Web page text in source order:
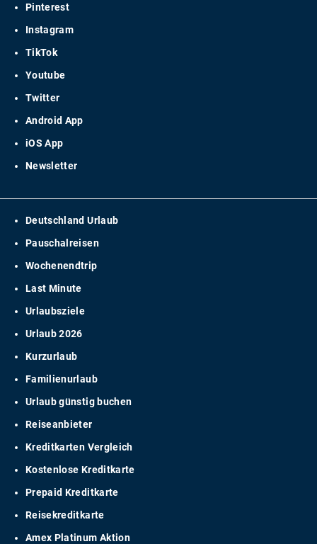
Pinterest
Instagram
TikTok
Youtube
Twitter
Android App
iOS App
Newsletter
Deutschland Urlaub
Pauschalreisen
Wochenendtrip
Last Minute
Urlaubsziele
Urlaub 2026
Kurzurlaub
Familienurlaub
Urlaub günstig buchen
Reiseanbieter
Kreditkarten Vergleich
Kostenlose Kreditkarte
Prepaid Kreditkarte
Reisekreditkarte
Amex Platinum Aktion